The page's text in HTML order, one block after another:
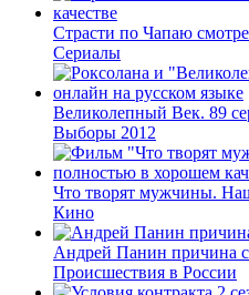
Страсти по Чапаю
Сериалы
Великолепный Век. 89
Выборы 2012
Что творят мужчины.
Кино
Андрей Панин причина
Происшествия в России